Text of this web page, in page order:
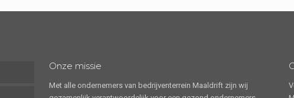
Onze missie
Met alle ondernemers van bedrijventerrein Maaldrift zijn wij